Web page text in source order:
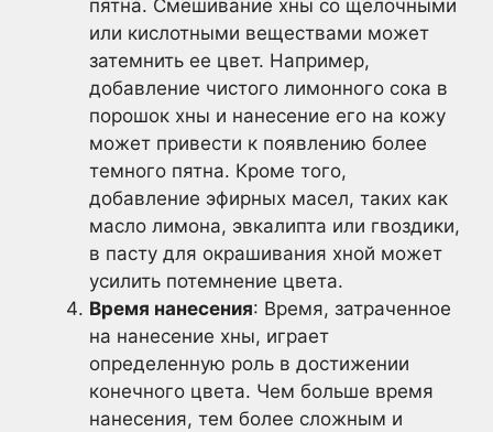
пятна. Смешивание хны со щелочными
или кислотными веществами может
затемнить ее цвет. Например,
добавление чистого лимонного сока в
порошок хны и нанесение его на кожу
может привести к появлению более
темного пятна. Кроме того,
добавление эфирных масел, таких как
масло лимона, эвкалипта или гвоздики,
в пасту для окрашивания хной может
усилить потемнение цвета.
Время нанесения: Время, затраченное
на нанесение хны, играет
определенную роль в достижении
конечного цвета. Чем больше время
нанесения, тем более сложным и